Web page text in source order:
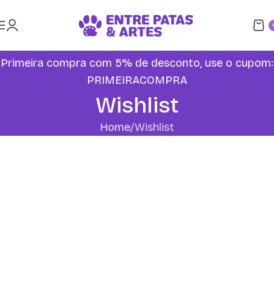
Primeira compra com 5% de desconto, use o cupom:
PRIMEIRACOMPRA
Wishlist
Home Wishlist